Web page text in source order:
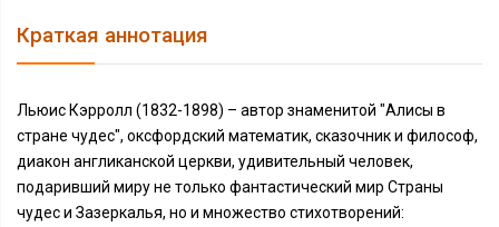
Краткая аннотация
Льюис Кэрролл (1832-1898) – автор знаменитой "Алисы в
стране чудес", оксфордский математик, сказочник и философ,
диакон англиканской церкви, удивительный человек,
подаривший миру не только фантастический мир Страны
чудес и Зазеркалья, но и множество стихотворений: